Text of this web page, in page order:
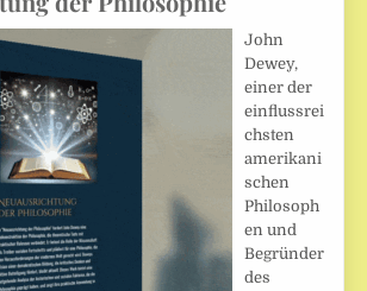
John
Dewey,
einer der
einflussrei
chsten
amerikani
schen
Philosoph
en und
Begründer
des